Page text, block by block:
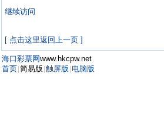
继续访问
[ 点击这里返回上一页 ]
海口彩票网www.hkcpw.net
首页 简易版 触屏版 电脑版